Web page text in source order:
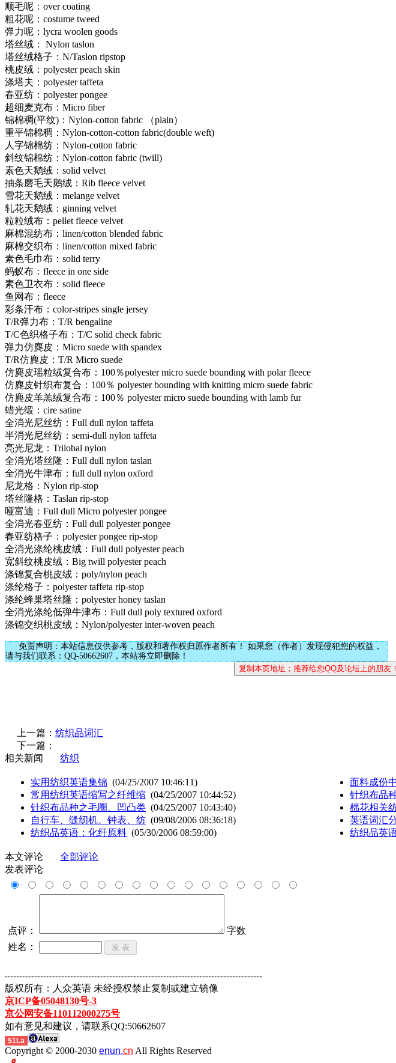
顺毛呢：over coating
粗花呢：costume tweed
弹力呢：lycra woolen goods
塔丝绒： Nylon taslon
塔丝绒格子：N/Taslon ripstop
桃皮绒：polyester peach skin
涤塔夫：polyester taffeta
春亚纺：polyester pongee
超细麦克布：Micro fiber
锦棉稠(平纹)：Nylon-cotton fabric （plain）
重平锦棉稠：Nylon-cotton-cotton fabric(double weft)
人字锦棉纺：Nylon-cotton fabric
斜纹锦棉纺：Nylon-cotton fabric (twill)
素色天鹅绒：solid velvet
抽条磨毛天鹅绒：Rib fleece velvet
雪花天鹅绒：melange velvet
轧花天鹅绒：ginning velvet
粒粒绒布：pellet fleece velvet
麻棉混纺布：linen/cotton blended fabric
麻棉交织布：linen/cotton mixed fabric
素色毛巾布：solid terry
蚂蚁布：fleece in one side
素色卫衣布：solid fleece
鱼网布：fleece
彩条汗布：color-stripes single jersey
T/R弹力布：T/R bengaline
T/C色织格子布：T/C solid check fabric
弹力仿麂皮：Micro suede with spandex
T/R仿麂皮：T/R Micro suede
仿麂皮瑶粒绒复合布：100％polyester micro suede bounding with polar fleece
仿麂皮针织布复合：100％ polyester bounding with knitting micro suede fabric
仿麂皮羊羔绒复合布：100％ polyester micro suede bounding with lamb fur
蜡光缎：cire satine
全消光尼丝纺：Full dull nylon taffeta
半消光尼丝纺：semi-dull nylon taffeta
亮光尼龙：Trilobal nylon
全消光塔丝隆：Full dull nylon taslan
全消光牛津布：full dull nylon oxford
尼龙格：Nylon rip-stop
塔丝隆格：Taslan rip-stop
哑富迪：Full dull Micro polyester pongee
全消光春亚纺：Full dull polyester pongee
春亚纺格子：polyester pongee rip-stop
全消光涤纶桃皮绒：Full dull polyester peach
宽斜纹桃皮绒：Big twill polyester peach
涤锦复合桃皮绒：poly/nylon peach
涤纶格子：polyester taffeta rip-stop
涤纶蜂巢塔丝隆：polyester honey taslan
全消光涤纶低弹牛津布：Full dull poly textured oxford
涤锦交织桃皮绒：Nylon/polyester inter-woven peach
免责声明：本站信息仅供参考，版权和著作权归原作者所有！ 如果您（作者）发现侵犯您的权益，
请与我们联系：QQ-50662607，本站将立即删除！
上一篇： 纺织品词汇
下一篇：
相关新闻
纺织
实用纺织英语集锦 (04/25/2007 10:46:11)
常用纺织英语缩写之纤维缩 (04/25/2007 10:44:52)
针织布品种之毛圈、凹凸类 (04/25/2007 10:43:40)
自行车、缝纫机、钟表、纺 (09/08/2006 08:36:18)
纺织品英语：化纤原料 (05/30/2006 08:59:00)
面料成份
针织布品
棉花相关
英语词汇
纺织品英
本文评论
全部评论
发表评论
点评：
字数
姓名：
┈┈┈┈┈┈┈┈┈┈┈┈┈┈┈┈┈┈┈┈┈┈┈┈┈┈┈┈┈┈┈┈┈┈┈┈┈┈┈┈┈┈┈
版权所有：人众英语 未经授权禁止复制或建立镜像
京ICP备05048130号-3
京公网安备110112000275号
如有意见和建议，请联系QQ:50662607
51La
Copyright © 2000-2030 enun.cn All Rights Reserved